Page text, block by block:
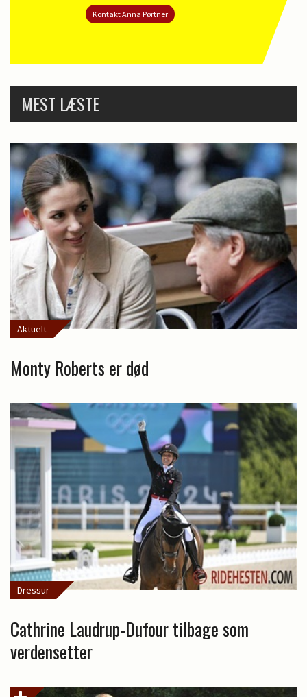
Kontakt Anna Pørtner
MEST LÆSTE
Aktuelt
Monty Roberts er død
Dressur
Cathrine Laudrup-Dufour tilbage som
verdensetter